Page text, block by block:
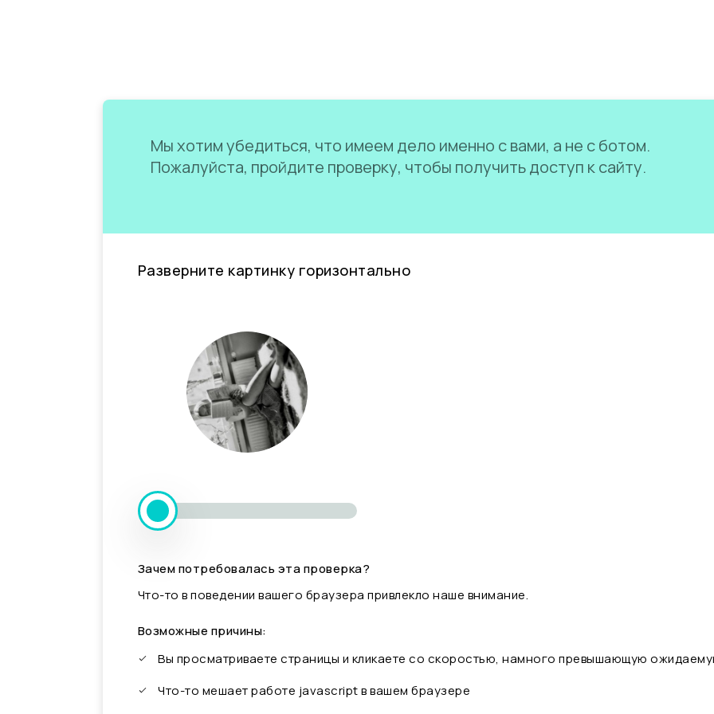
Мы хотим убедиться, что имеем дело именно с вами, а не с ботом.
Пожалуйста, пройдите проверку, чтобы получить доступ к сайту.
Разверните картинку горизонтально
Зачем потребовалась эта проверка?
Что-то в поведении вашего браузера привлекло наше внимание.
Возможные причины:
Вы просматриваете страницы и кликаете со скоростью, намного превышающую
Что-то мешает работе javascript в вашем браузере